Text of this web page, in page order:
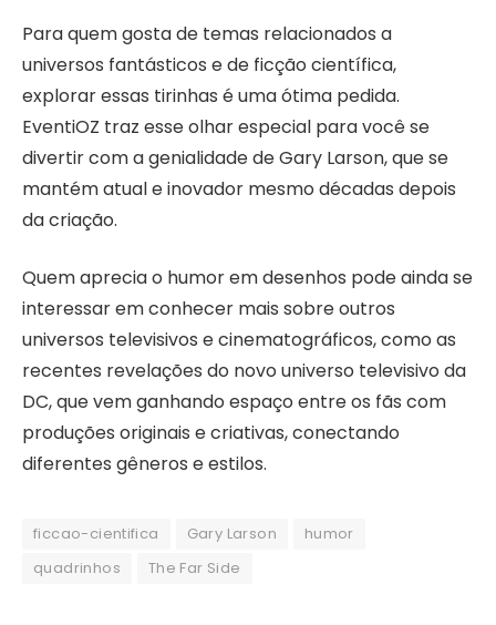
Para quem gosta de temas relacionados a
universos fantásticos e de ficção científica,
explorar essas tirinhas é uma ótima pedida.
EventiOZ traz esse olhar especial para você se
divertir com a genialidade de Gary Larson, que se
mantém atual e inovador mesmo décadas depois
da criação.
Quem aprecia o humor em desenhos pode ainda se
interessar em conhecer mais sobre outros
universos televisivos e cinematográficos, como as
recentes revelações do novo universo televisivo da
DC, que vem ganhando espaço entre os fãs com
produções originais e criativas, conectando
diferentes gêneros e estilos.
ficcao-cientifica Gary Larson
humor
quadrinhos
The Far Side